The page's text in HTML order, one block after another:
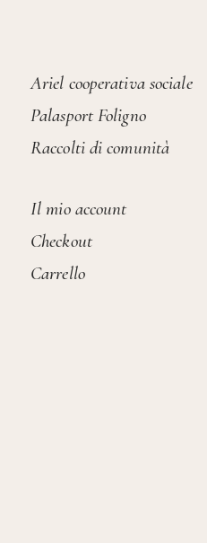
Ariel cooperativa sociale
Palasport Foligno
Raccolti di comunità
Il mio account
Checkout
Carrello